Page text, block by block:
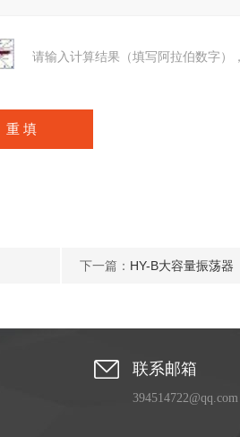
请输入计算结果（填写阿拉伯数字）
下一篇： HY-B大容量振荡器
联系邮箱
394514722@qq.com